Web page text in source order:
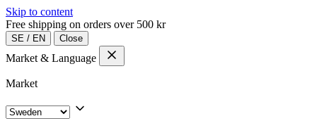
Skip to content
Free shipping on orders over 500 kr
SE / EN Close
Market & Language
Market